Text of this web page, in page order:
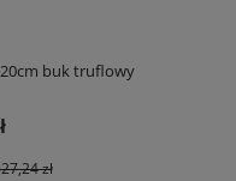
buk truflowy
zł